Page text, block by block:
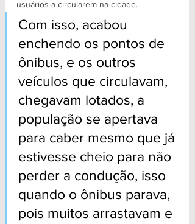
usuários a circularem na cidade.
Com isso, acabou
enchendo os pontos de
ônibus, e os outros
veículos que circulavam,
chegavam lotados, a
população se apertava
para caber mesmo que já
estivesse cheio para não
perder a condução, isso
quando o ônibus parava,
pois muitos arrastavam e